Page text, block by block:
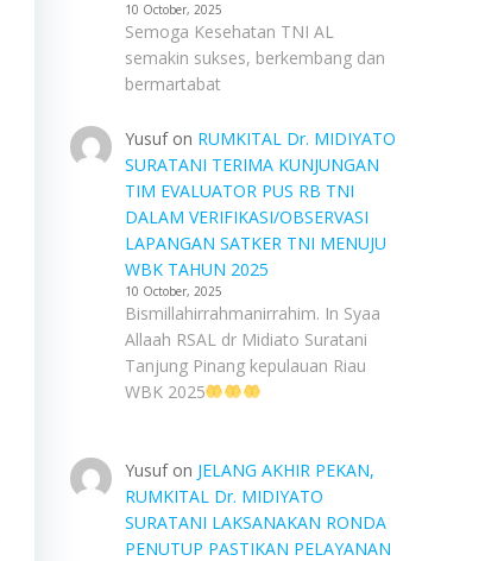
10 October, 2025
Semoga Kesehatan TNI AL
semakin sukses, berkembang dan
bermartabat
Yusufon RUMKITAL Dr. MIDIYATO
SURATANI TERIMA KUNJUNGAN
TIM EVALUATOR PUS RB TNI
DALAM VERIFIKASI/OBSERVASI
LAPANGAN SATKER TNI MENUJU
WBK TAHUN 2025
10 October, 2025
Bismillahirrahmanirrahim. In Syaa
Allaah RSAL dr Midiato Suratani
Tanjung Pinang kepulauan Riau
WBK 2025
Yusufon JELANG AKHIR PEKAN,
RUMKITAL Dr. MIDIYATO
SURATANI LAKSANAKAN RONDA
PENUTUP PASTIKAN PELAYANAN